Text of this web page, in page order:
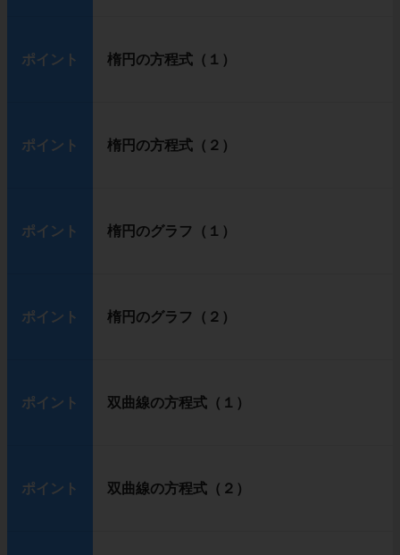
ポイント 楕円の方程式（１）
ポイント 楕円の方程式（２）
ポイント 楕円のグラフ（１）
ポイント 楕円のグラフ（２）
ポイント 双曲線の方程式（１）
ポイント 双曲線の方程式（２）